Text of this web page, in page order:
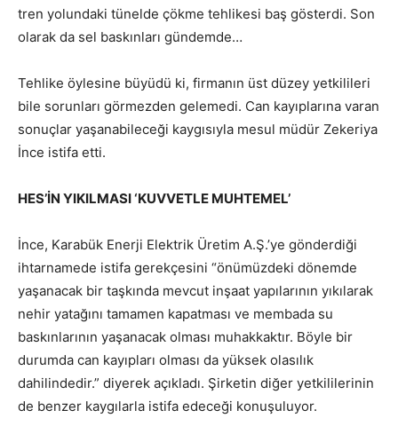
tren yolundaki tünelde çökme tehlikesi baş gösterdi. Son
olarak da sel baskınları gündemde…
Tehlike öylesine büyüdü ki, firmanın üst düzey yetkilileri
bile sorunları görmezden gelemedi. Can kayıplarına varan
sonuçlar yaşanabileceği kaygısıyla mesul müdür Zekeriya
İnce istifa etti.
HES’İN YIKILMASI ‘KUVVETLE MUHTEMEL’
İnce, Karabük Enerji Elektrik Üretim A.Ş.’ye gönderdiği
ihtarnamede istifa gerekçesini “önümüzdeki dönemde
yaşanacak bir taşkında mevcut inşaat yapılarının yıkılarak
nehir yatağını tamamen kapatması ve membada su
baskınlarının yaşanacak olması muhakkaktır. Böyle bir
durumda can kayıpları olması da yüksek olasılık
dahilindedir.” diyerek açıkladı. Şirketin diğer yetkililerinin
de benzer kaygılarla istifa edeceği konuşuluyor.